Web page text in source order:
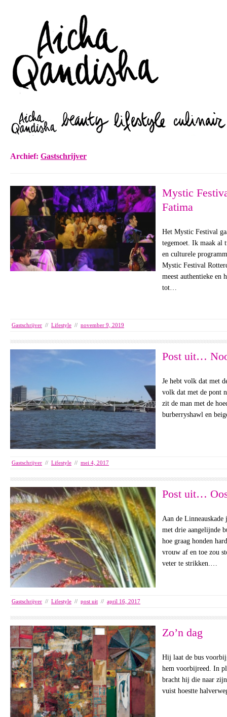
Archief: Gastschrijver
Mystic
Fatima
Het Mystic Festival
tegemoet. Ik maak al
en culturele
Mystic Festival
meest authentieke en
tot…
Gastschrijver // Lifestyle // november 9, 2019
Post uit…
Je hebt volk dat met
volk dat met de pont
zit de man met de
burberryshawl en
Gastschrijver // Lifestyle // mei 4, 2017
Post uit…
Aan de
met drie aangelijnde
hoe graag honden
vrouw af en toe zou
veter te strikken.…
Gastschrijver // Lifestyle // post uit // april 16, 2017
Zo’n dag
Hij laat de bus
hem voorbijreed. In
bracht hij die naar
vuist hoestte